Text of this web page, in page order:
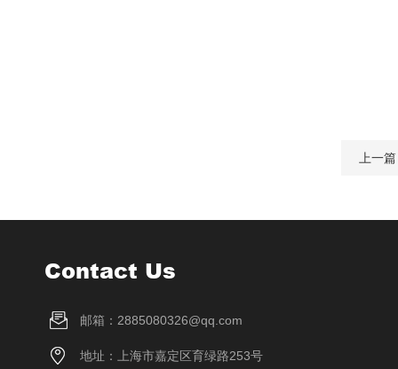
上一
Contact Us
邮箱：2885080326@qq.com
地址：上海市嘉定区育绿路253号